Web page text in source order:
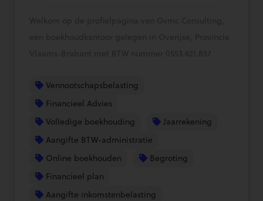
Welkom op de profielpagina van Gvmc Consulting,
een boekhoudkantoor gelegen in Overijse, Provincie
Vlaams-Brabant met BTW nummer 0553.621.857
Vennootschapsbelasting
Financieel Advies
Volledige boekhouding
Jaarrekening
Aangifte BTW-administratie
Online boekhouden
Begroting
Financieel plan
Aangifte inkomstenbelasting